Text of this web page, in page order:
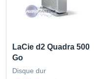
LaCie d2 Quadra 500
Go
Disque dur